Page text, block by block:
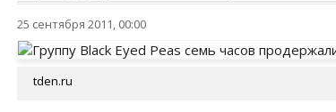
25 сентября 2011, 00:00
tden.ru